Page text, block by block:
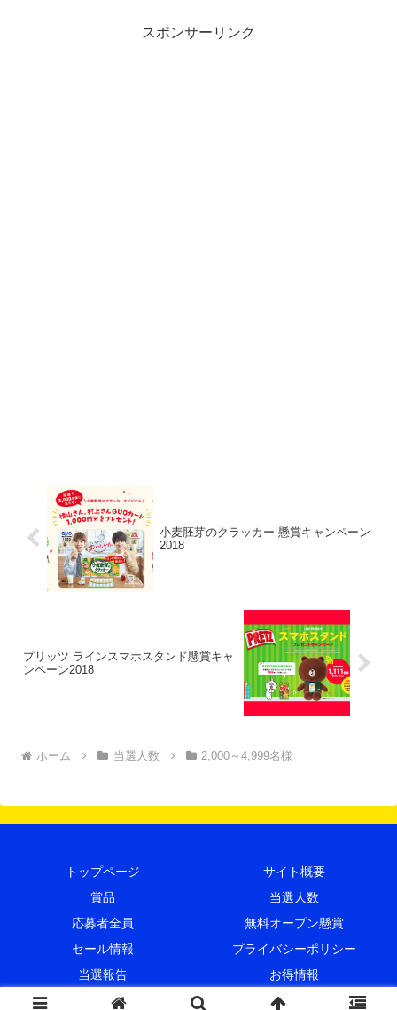
スポンサーリンク
小麦胚芽のクラッカー 懸賞キャンペーン
2018
プリッツ ラインスマホスタンド懸賞キャ
ンペーン2018
ホーム 当選人数 2,000～4,999名様
トップページ
サイト概要
賞品
当選人数
応募者全員
無料オープン懸賞
セール情報
プライバシーポリシー
当選報告
お得情報
© 2015 プレキャンクラブ.